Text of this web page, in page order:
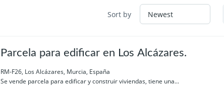
Sort by
Parcela para edificar en Los Alcázares.
RM-F26, Los Alcázares, Murcia, España
Se vende parcela para edificar y construir viviendas, tiene una...